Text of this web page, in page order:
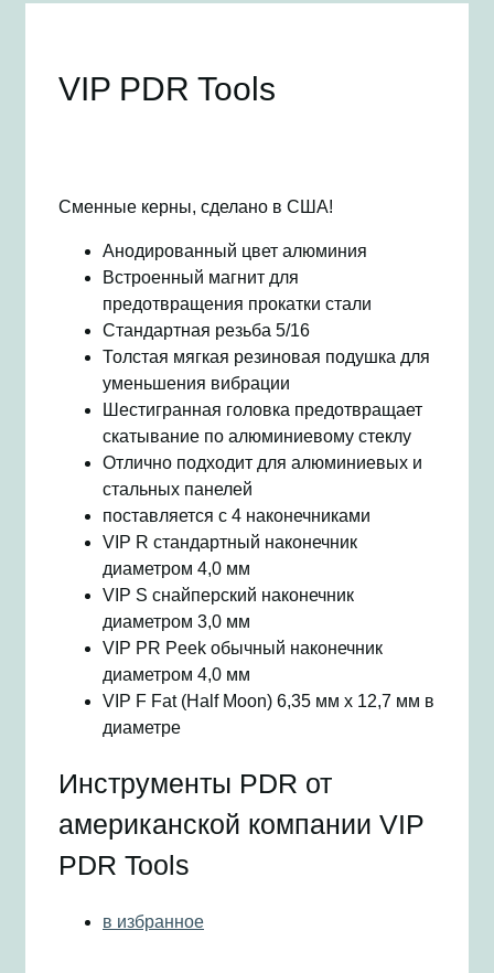
VIP PDR Tools
Сменные керны, сделано в США!
Анодированный цвет алюминия
Встроенный магнит для
предотвращения прокатки стали
Стандартная резьба 5/16
Толстая мягкая резиновая подушка для
уменьшения вибрации
Шестигранная головка предотвращает
скатывание по алюминиевому стеклу
Отлично подходит для алюминиевых и
стальных панелей
поставляется с 4 наконечниками
VIP R стандартный наконечник
диаметром 4,0 мм
VIP S снайперский наконечник
диаметром 3,0 мм
VIP PR Peek обычный наконечник
диаметром 4,0 мм
VIP F Fat (Half Moon) 6,35 мм x 12,7 мм в
диаметре
Инструменты PDR от
американской компании VIP
PDR Tools
в избранное